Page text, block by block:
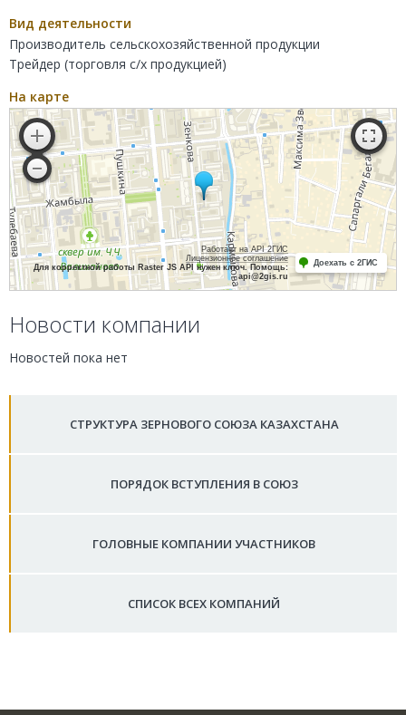
Вид деятельности
Производитель сельскохозяйственной продукции
Трейдер (торговля с/х продукцией)
На карте
Работает на API 2ГИС
Лицензионное соглашение
Для корректной работы Raster JS API нужен ключ. Помощь:
api@2gis.ru
Доехать с 2ГИС
Новости компании
Новостей пока нет
СТРУКТУРА ЗЕРНОВОГО СОЮЗА КАЗАХСТАНА
ПОРЯДОК ВСТУПЛЕНИЯ В СОЮЗ
ГОЛОВНЫЕ КОМПАНИИ УЧАСТНИКОВ
СПИСОК ВСЕХ КОМПАНИЙ